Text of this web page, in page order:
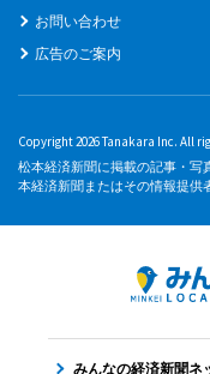
お問い合わせ
広告のご案内
Copyright 2026 Tanakara Inc. All
松本経済新聞に掲載の記事・写
本経済新聞またはその情報提供
みんなの経済新聞ネ